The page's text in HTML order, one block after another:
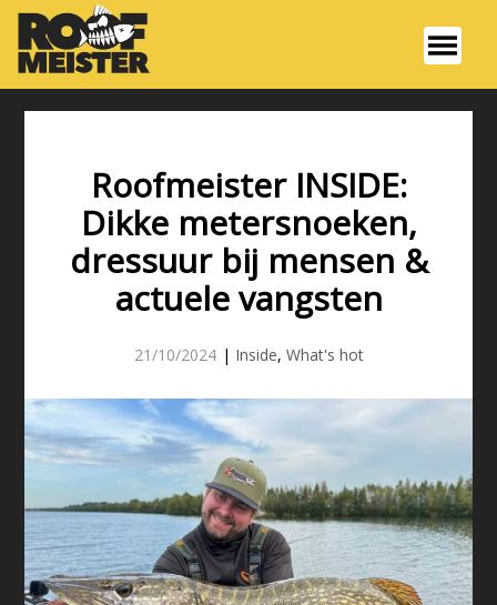
Roofmeister INSIDE:
Dikke metersnoeken,
dressuur bij mensen &
actuele vangsten
21/10/2024 | Inside, What's hot